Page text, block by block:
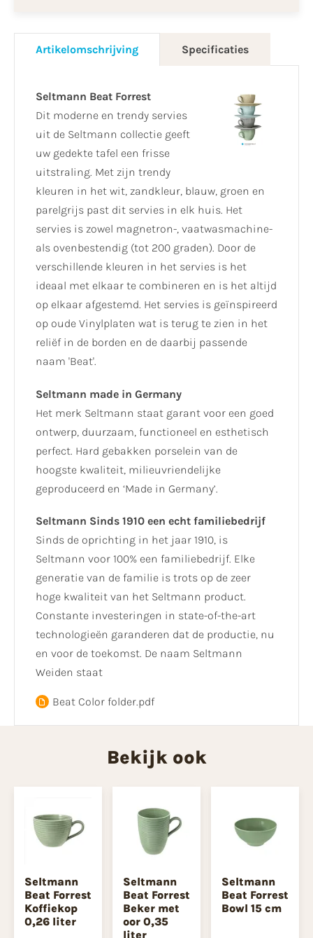
Artikelomschrijving Specificaties
Seltmann Beat Forrest
Dit moderne en trendy servies
uit de Seltmann collectie geeft
uw gedekte tafel een frisse
uitstraling. Met zijn trendy
kleuren in het wit, zandkleur, blauw, groen en
parelgrijs past dit servies in elk huis. Het
servies is zowel magnetron-, vaatwasmachine-
als ovenbestendig (tot 200 graden). Door de
verschillende kleuren in het servies is het
ideaal met elkaar te combineren en is het altijd
op elkaar afgestemd. Het servies is geïnspireerd
op oude Vinylplaten wat is terug te zien in het
reliëf in de borden en de daarbij passende
naam 'Beat'.
Seltmann made in Germany
Het merk Seltmann staat garant voor een goed
ontwerp, duurzaam, functioneel en esthetisch
perfect. Hard gebakken porselein van de
hoogste kwaliteit, milieuvriendelijke
geproduceerd en ‘Made in Germany’.
Seltmann Sinds 1910 een echt familiebedrijf
Sinds de oprichting in het jaar 1910, is
Seltmann voor 100% een familiebedrijf. Elke
generatie van de familie is trots op de zeer
hoge kwaliteit van het Seltmann product.
Constante investeringen in state-of-the-art
technologieën garanderen dat de productie, nu
en voor de toekomst. De naam Seltmann
Weiden staat
Beat Color folder.pdf
Bekijk ook
Seltmann
Beat Forrest
Koffiekop
0,26 liter
Seltmann
Beat Forrest
Beker met
oor 0,35
liter
Seltmann
Beat Forrest
Bowl 15 cm